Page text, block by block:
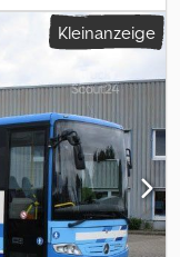
Klimaanlage,
hin, der vor der
Fahrzeug ist mit
und die
beachten Sie,
im Falle
die Nationalisierung
Ab Uer Das
Sie können Ihr
Kleinanzeige